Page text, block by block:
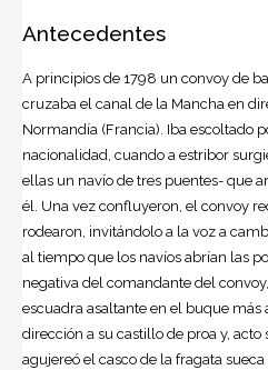
Antecedentes
A principios de 1798 un convoy de
cruzaba el canal de la Mancha en
Normandía (Francia). Iba escoltado
nacionalidad, cuando a estribor
ellas un navío de tres puentes- que
él. Una vez confluyeron, el convoy
rodearon, invitándolo a la voz a
al tiempo que los navíos abrían las
negativa del comandante del
escuadra asaltante en el buque más
dirección a su castillo de proa y,
agujereó el casco de la fragata